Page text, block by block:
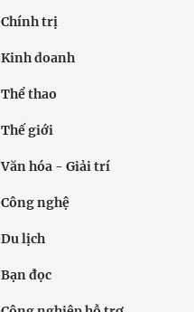
Chính trị
Kinh doanh
Thể thao
Thế giới
Văn hóa - Giải trí
Công nghệ
Du lịch
Bạn đọc